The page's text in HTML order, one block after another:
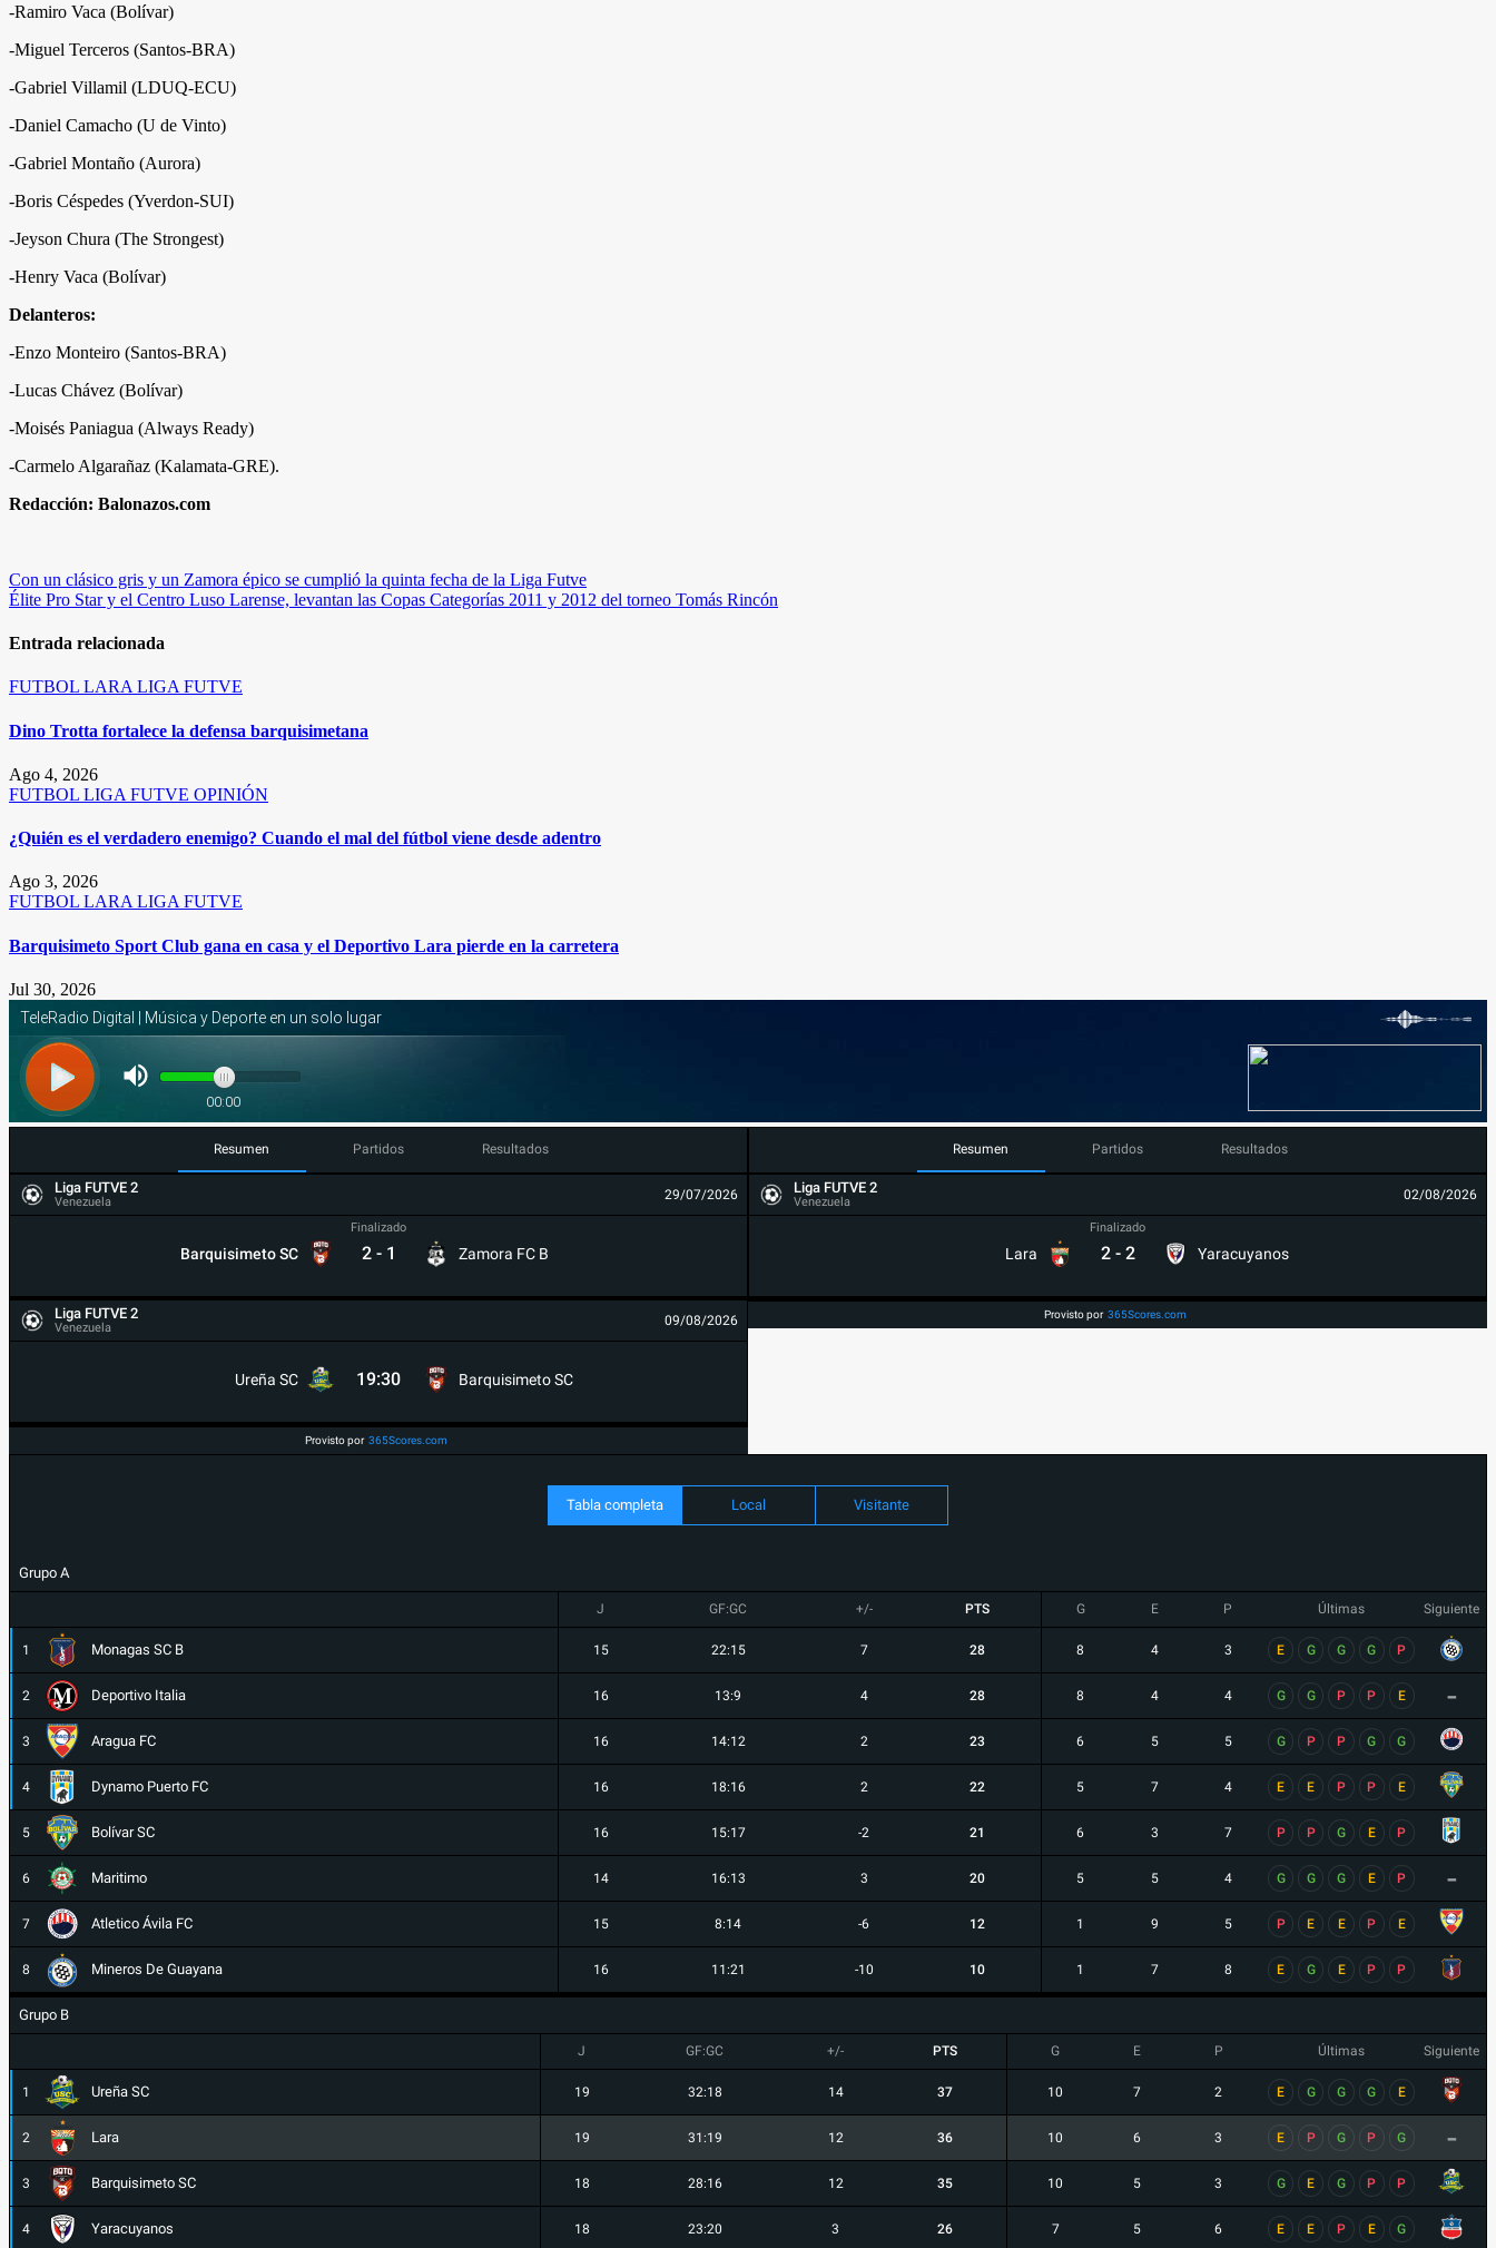
-Ramiro Vaca (Bolívar)
-Miguel Terceros (Santos-BRA)
-Gabriel Villamil (LDUQ-ECU)
-Daniel Camacho (U de Vinto)
-Gabriel Montaño (Aurora)
-Boris Céspedes (Yverdon-SUI)
-Jeyson Chura (The Strongest)
-Henry Vaca (Bolívar)
Delanteros:
-Enzo Monteiro (Santos-BRA)
-Lucas Chávez (Bolívar)
-Moisés Paniagua (Always Ready)
-Carmelo Algarañaz (Kalamata-GRE).
Redacción: Balonazos.com
Navegación
de
entradas
Con un clásico gris y un Zamora épico se cumplió la quinta fecha de la Liga Futve
Élite Pro Star y el Centro Luso Larense, levantan las Copas Categorías 2011 y 2012 del torneo Tomás Rincón
Entrada relacionada
FUTBOL LARA LIGA FUTVE
Dino Trotta fortalece la defensa barquisimetana
Ago 4, 2026
FUTBOL LIGA FUTVE OPINIÓN
¿Quién es el verdadero enemigo? Cuando el mal del fútbol viene desde adentro
Ago 3, 2026
FUTBOL LARA LIGA FUTVE
Barquisimeto Sport Club gana en casa y el Deportivo Lara pierde en la carretera
Jul 30, 2026
Resumen Partidos Resultados
Liga FUTVE 2
Venezuela 29/07/2026
Barquisimeto SC
Finalizado
2 - 1 Zamora FC B
Liga FUTVE 2
Venezuela 09/08/2026
Ureña SC 19:30 Barquisimeto SC
Provisto por 365Scores.com
Resumen Partidos Resultados
Liga FUTVE 2
Venezuela 02/08/2026
Lara
Finalizado
2 - 2 Yaracuyanos
Provisto por 365Scores.com
Tabla completa Local Visitante
Grupo A
J GF:GC +/- PTS G E P Últimas Siguiente
1 Monagas SC B 15 22:15 7 28 8 4 3 E G G G P
2 Deportivo Italia 16 13:9 4 28 8 4 4 G G P P E -
3 Aragua FC 16 14:12 2 23 6 5 5 G P P G G
4 Dynamo Puerto FC 16 18:16 2 22 5 7 4 E E P P E
5 Bolívar SC 16 15:17 -2 21 6 3 7 P P G E P
6 Maritimo 14 16:13 3 20 5 5 4 G G G E P -
7 Atletico Ávila FC 15 8:14 -6 12 1 9 5 P E E P E
8 Mineros De Guayana 16 11:21 -10 10 1 7 8 E G E P P
Grupo B
J GF:GC +/- PTS G E P Últimas Siguiente
1 Ureña SC 19 32:18 14 37 10 7 2 E G G G E
2 Lara 19 31:19 12 36 10 6 3 E P G P G -
3 Barquisimeto SC 18 28:16 12 35 10 5 3 G E G P P
4 Yaracuyanos 18 23:20 3 26 7 5 6 E E P E G